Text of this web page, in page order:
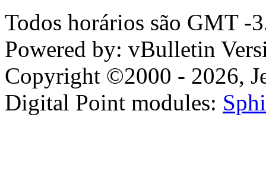
Todos horários são GMT -
Powered by: vBulletin
Copyright ©2000 - 2026,
Digital Point modules: